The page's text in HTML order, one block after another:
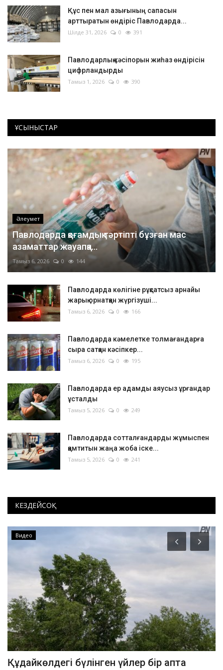
Құс пен мал азығының сапасын
арттыратын өндіріс Павлодарда...
Шілде 31, 2026 0 391
Павлодарлық кәсіпорын жиһаз өндірісін
цифрландырды
Тамыз 1, 2026 0 390
ҰСЫНЫСТАР
Әлеумет
Павлодарда қоғамдық тәртіпті бұзған мас
азаматтар жауапқа...
Тамыз 6, 2026 0 144
Павлодарда көлігіне рұқсатсыз арнайы
жарық орнатқан жүргізуші...
Тамыз 6, 2026 0 166
Павлодарда кәмелетке толмағандарға
сыра сатқан кәсіпкер...
Тамыз 6, 2026 0 195
Павлодарда ер адамды аяусыз ұрғандар
ұсталды
Тамыз 5, 2026 0 249
Павлодарда сотталғандарды жұмыспен
қамтитын жаңа жоба іске...
Тамыз 5, 2026 0 241
КЕЗДЕЙСОҚ
Видео
Құдайкөлдегі бүлінген үйлер бір апта